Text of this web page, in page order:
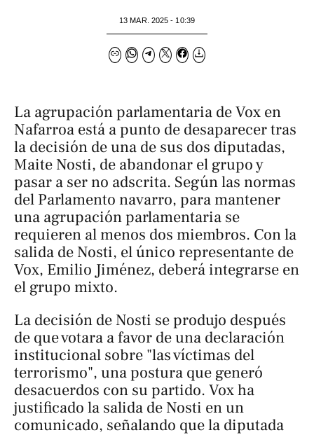
13 MAR. 2025 - 10:39
La agrupación parlamentaria de Vox en
Nafarroa está a punto de desaparecer tras
la decisión de una de sus dos diputadas,
Maite Nosti, de abandonar el grupo y
pasar a ser no adscrita. Según las normas
del Parlamento navarro, para mantener
una agrupación parlamentaria se
requieren al menos dos miembros. Con la
salida de Nosti, el único representante de
Vox, Emilio Jiménez, deberá integrarse en
el grupo mixto.
La decisión de Nosti se produjo después
de que votara a favor de una declaración
institucional sobre "las víctimas del
terrorismo", una postura que generó
desacuerdos con su partido. Vox ha
justificado la salida de Nosti en un
comunicado, señalando que la diputada